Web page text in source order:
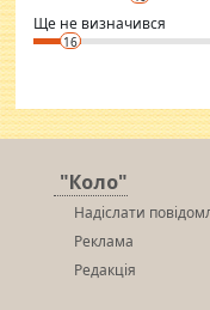
Ще не визначився
16
"Коло"
Надіслати
Реклама
Редакція